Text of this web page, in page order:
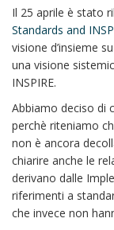
Il 25 aprile è stato
Standards and
visione d’insieme
una visione
INSPIRE.
Abbiamo deciso di
perchè riteniamo
non è ancora
chiarire anche le
derivano dalle
riferimenti a
che invece non